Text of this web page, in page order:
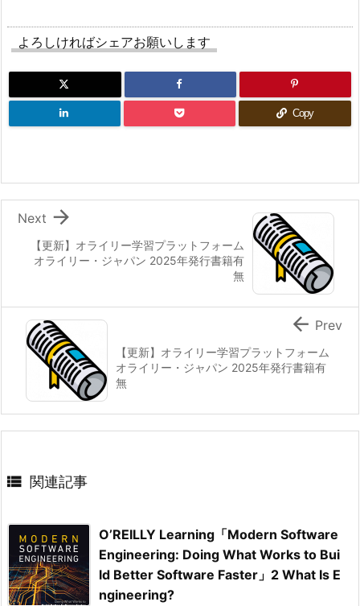
よろしければシェアお願いします
Copy
【更新】オライリー学習プラットフォーム
オライリー・ジャパン 2025年発行書籍有
無

Next
【更新】オライリー学習プラットフォーム
オライリー・ジャパン 2025年発行書籍有
無
 Prev
 関連記事
O’REILLY Learning「Modern Software
Engineering: Doing What Works to Bui
ld Better Software Faster」2 What Is E
ngineering?